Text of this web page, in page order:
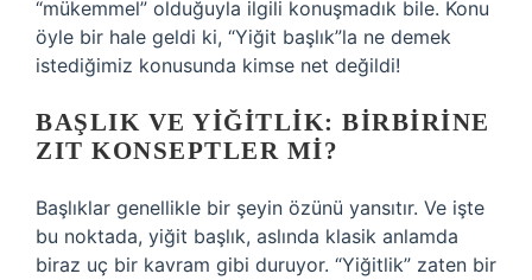
“mükemmel” olduğuyla ilgili konuşmadık bile. Konu
öyle bir hale geldi ki, “Yiğit başlık”la ne demek
istediğimiz konusunda kimse net değildi!
BAŞLIK VE YIĞITLIK: BIRBIRINE
ZIT KONSEPTLER MI?
Başlıklar genellikle bir şeyin özünü yansıtır. Ve işte
bu noktada, yiğit başlık, aslında klasik anlamda
biraz uç bir kavram gibi duruyor. “Yiğitlik” zaten bir